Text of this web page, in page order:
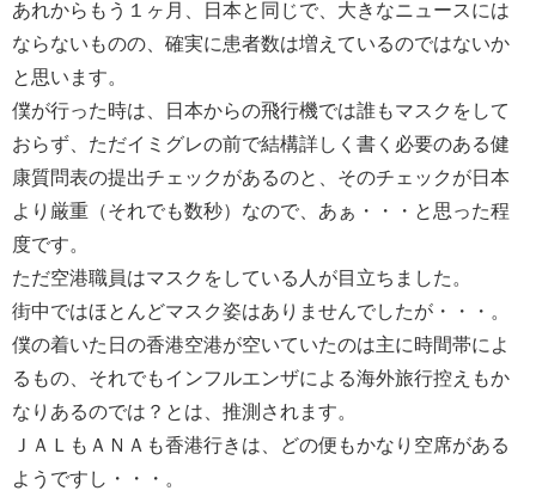
あれからもう１ヶ月、日本と同じで、大きなニュースには
ならないものの、確実に患者数は増えているのではないか
と思います。
僕が行った時は、日本からの飛行機では誰もマスクをして
おらず、ただイミグレの前で結構詳しく書く必要のある健
康質問表の提出チェックがあるのと、そのチェックが日本
より厳重（それでも数秒）なので、あぁ・・・と思った程
度です。
ただ空港職員はマスクをしている人が目立ちました。
街中ではほとんどマスク姿はありませんでしたが・・・。
僕の着いた日の香港空港が空いていたのは主に時間帯によ
るもの、それでもインフルエンザによる海外旅行控えもか
なりあるのでは？とは、推測されます。
ＪＡＬもＡＮＡも香港行きは、どの便もかなり空席がある
ようですし・・・。